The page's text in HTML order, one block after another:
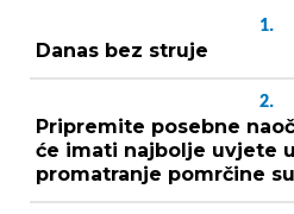
1.
Danas bez struje
2.
Pripremite posebne
će imati najbolje uvjete
promatranje pomrčine